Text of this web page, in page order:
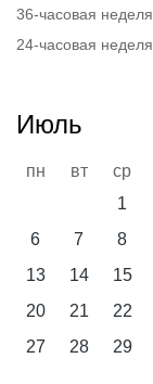
36-часовая неделя
24-часовая неделя
Июль
пн вт ср
1
6
7 8
13
14 15
20
21 22
27
28 29